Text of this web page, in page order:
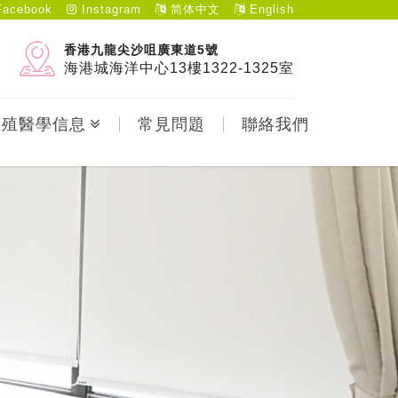
Instagram 简体中文 English
香港九龍尖沙咀廣東道5號
海港城海洋中心13樓1322-1325室
醫學信息 常見問題 聯絡我們